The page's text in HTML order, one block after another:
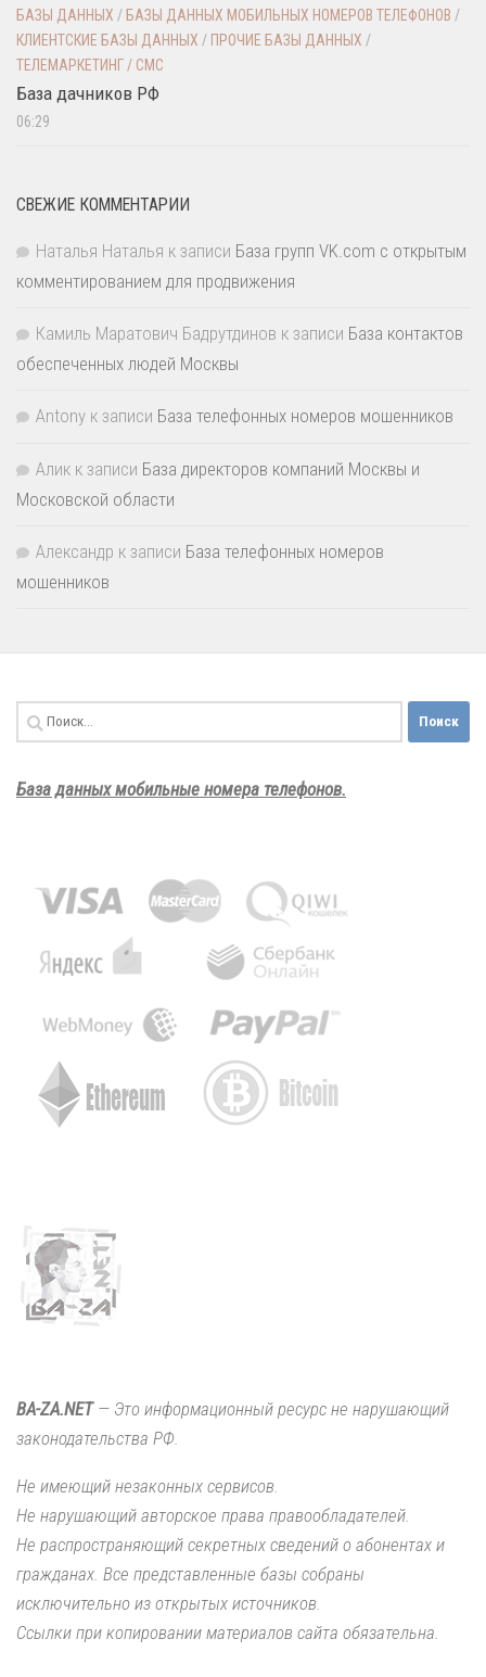
БАЗЫ ДАННЫХ / БАЗЫ ДАННЫХ МОБИЛЬНЫХ НОМЕРОВ ТЕЛЕФОНОВ /
КЛИЕНТСКИЕ БАЗЫ ДАННЫХ / ПРОЧИЕ БАЗЫ ДАННЫХ /
ТЕЛЕМАРКЕТИНГ / СМС
База дачников РФ
06:29
СВЕЖИЕ КОММЕНТАРИИ
Наталья Наталья к записи База групп VK.com с открытым
комментированием для продвижения
Камиль Маратович Бадрутдинов к записи База контактов
обеспеченных людей Москвы
Antony к записи База телефонных номеров мошенников
Алик к записи База директоров компаний Москвы и
Московской области
Александр к записи База телефонных номеров
мошенников
Найти:
База данных мобильные номера телефонов.
BA-ZA.NET— Это информационный ресурс не нарушающий
законодательства РФ.
Не имеющий незаконных сервисов.
Не нарушающий авторское права правообладателей.
Не распространяющий секретных сведений о абонентах и
гражданах. Все представленные базы собраны
исключительно из открытых источников.
Ссылки при копировании материалов сайта обязательна.